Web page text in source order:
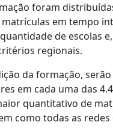
foram
em tempo
de escolas
regionais.
da formação,
em cada uma das
quantitativo de
como todas as redes